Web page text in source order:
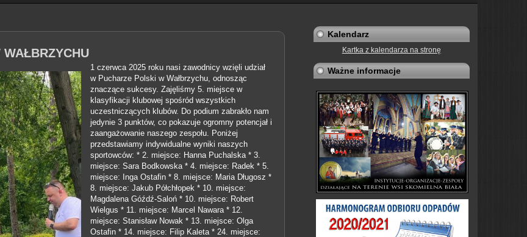
1 czerwca 2025 roku nasi zawodnicy wzięli udział
w Pucharze Polski w Wałbrzychu, odnosząc
znaczące sukcesy. Zajęliśmy 5. miejsce w
klasyfikacji klubowej spośród wszystkich
uczestniczących klubów. Do podium zabrakło nam
jedynie 3 punktów, co pokazuje ogromny potencjał i
zaangażowanie naszego zespołu. Poniżej
przedstawiamy indywidualne wyniki naszych
sportowców: * 2. miejsce: Hanna Puchalska * 3.
miejsce: Sara Bodkowska * 4. miejsce: Radek * 5.
miejsce: Inga Ostafin * 8. miejsce: Maria Długosz *
8. miejsce: Jakub Półchłopek * 10. miejsce:
Magdalena Góźdź-Saloń * 10. miejsce: Robert
Wielgus * 11. miejsce: Marcel Nawara * 12.
miejsce: Stanisław Nowak * 13. miejsce: Olga
Ostafin * 14. miejsce: Filip Kaleta * 24. miejsce:
Kalendarz
Kartka z kalendarza na stronę
Ważne informacje